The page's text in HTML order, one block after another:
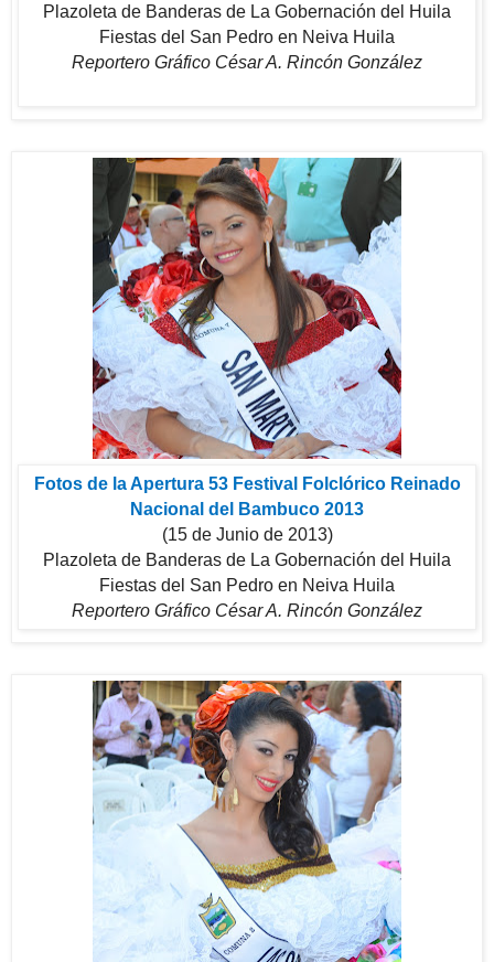
Plazoleta de Banderas de La Gobernación del Huila
Fiestas del San Pedro en Neiva Huila
Reportero Gráfico César A. Rincón González
Fotos de la Apertura 53 Festival Folclórico Reinado
Nacional del Bambuco 2013
(15 de Junio de 2013)
Plazoleta de Banderas de La Gobernación del Huila
Fiestas del San Pedro en Neiva Huila
Reportero Gráfico César A. Rincón González